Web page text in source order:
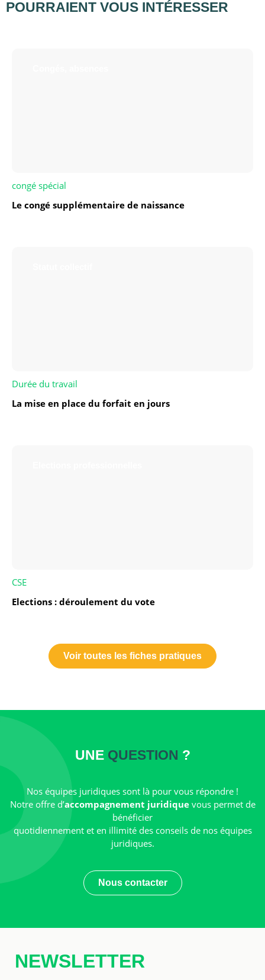
POURRAIENT VOUS INTÉRESSER
congé spécial
Le congé supplémentaire de naissance
Durée du travail
La mise en place du forfait en jours
CSE
Elections : déroulement du vote
Voir toutes les fiches pratiques
UNE QUESTION ?
Nos équipes juridiques sont là pour vous répondre !
Notre offre d’accompagnement juridiquevous permet de
bénéficier
quotidiennement et en illimité des conseils de nos équipes
juridiques.
Nous contacter
NEWSLETTER